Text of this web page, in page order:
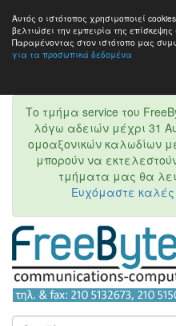
Αυτός ο ιστότοπος χρησιμοποιεί
βελτιώσει την εμπειρία της
Παραμένοντας στον ιστότοπo μας
για τα προσωπικά δεδομένα
Το τμήμα service του
λόγω αδειών μέχρι 31
ομοαξονικών καλωδίων
μπορούν να
τμήματα μας θα
Ευχόμαστε καλές